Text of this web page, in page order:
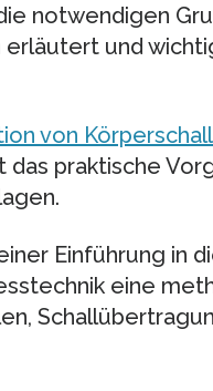
notwendigen
erläutert und
von
das praktische
Einführung in
eine